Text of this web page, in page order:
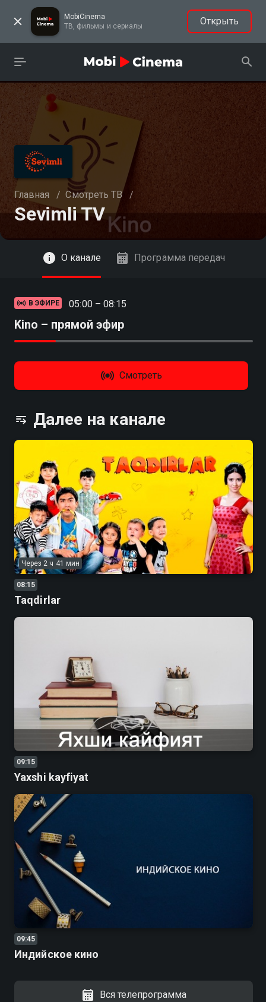
MobiCinema
ТВ, фильмы и сериалы
Открыть
Главная / Смотреть ТВ /
Sevimli TV
Смотреть
О канале Программа передач
В ЭФИРЕ 05:00 – 08:15
Kino – прямой эфир
Смотреть
Далее на канале
Через 2 ч 41 мин
08:15
Taqdirlar
09:15
Yaxshi kayfiyat
09:45
Индийское кино
Вся телепрограмма